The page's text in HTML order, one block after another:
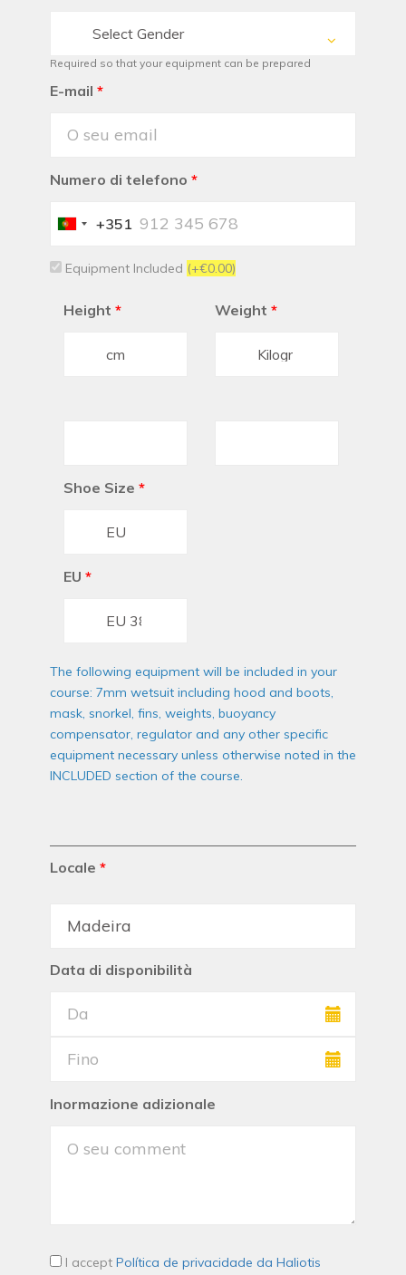
Select Gender
Required so that your equipment can be prepared
E-mail *
Numero di telefono *
Portugal
+351
Equipment Included (+€0.00)
Height * Weight *
Shoe Size *
EU *
The following equipment will be included in your
course: 7mm wetsuit including hood and boots,
mask, snorkel, fins, weights, buoyancy
compensator, regulator and any other specific
equipment necessary unless otherwise noted in the
INCLUDED section of the course.
Locale *
Data di disponibilità
Inormazione adizionale
I accept Política de privacidade da Haliotis